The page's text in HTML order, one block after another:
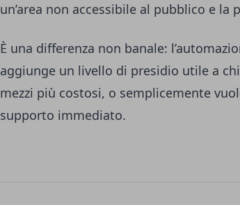
un’area non accessibile al pubblico e la
È una differenza non banale:
aggiunge un livello di presidio utile a
mezzi più costosi, o semplicemente
supporto immediato.